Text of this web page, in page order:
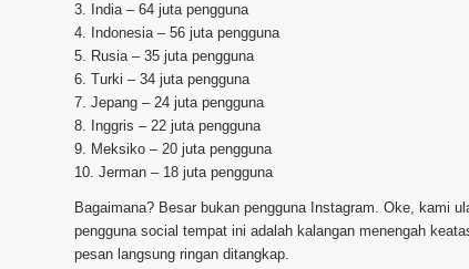
3. India – 64 juta pengguna
4. Indonesia – 56 juta pengguna
5. Rusia – 35 juta pengguna
6. Turki – 34 juta pengguna
7. Jepang – 24 juta pengguna
8. Inggris – 22 juta pengguna
9. Meksiko – 20 juta pengguna
10. Jerman – 18 juta pengguna
Bagaimana? Besar bukan pengguna Instagram. Oke, kami
pengguna social tempat ini adalah kalangan menengah
pesan langsung ringan ditangkap.